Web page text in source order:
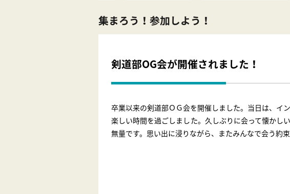
集まろう！参加しよう！
剣道部OG会が開催されました！
卒業以来の剣道部ＯＧ会を開催しました。当日は、イ
楽しい時間を過ごしました。久しぶりに会って懐かし
無量です。思い出に浸りながら、またみんなで会う約